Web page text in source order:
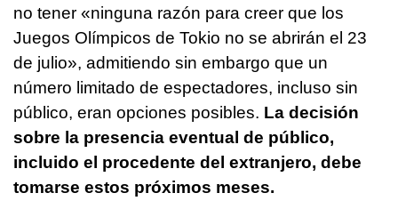
no tener «ninguna razón para creer que los
Juegos Olímpicos de Tokio no se abrirán el 23
de julio», admitiendo sin embargo que un
número limitado de espectadores, incluso sin
público, eran opciones posibles. La decisión
sobre la presencia eventual de público,
incluido el procedente del extranjero, debe
tomarse estos próximos meses.